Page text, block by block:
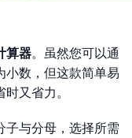
算器。虽然您可以通
小数，但这款简单易
又省力。
子与分母，选择所需